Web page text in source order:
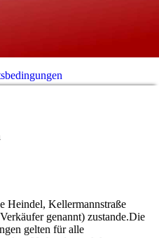
Heindel, Kellermannstraße
genannt) zustande.Die
gelten für alle